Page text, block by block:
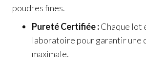
poudres fines.
Pureté Certifiée :Chaque lot
laboratoire pour garantir une
maximale.